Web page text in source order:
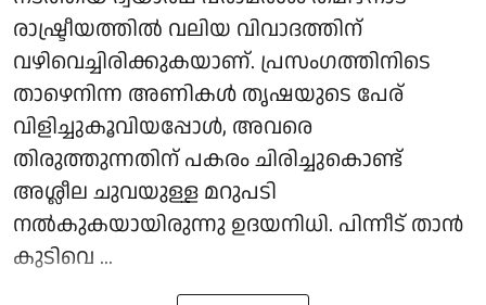
രാഷ്ട്രീയത്തിൽ വലിയ വിവാദത്തിന്
വഴിവെച്ചിരിക്കുകയാണ്. പ്രസംഗത്തിനിടെ
താഴെനിന്ന അണികൾ തൃഷയുടെ പേര്
വിളിച്ചുകൂവിയപ്പോൾ, അവരെ
തിരുത്തുന്നതിന് പകരം ചിരിച്ചുകൊണ്ട്
അശ്ലീല ചുവയുള്ള മറുപടി
നൽകുകയായിരുന്നു ഉദയനിധി. പിന്നീട് താൻ
കുടിവെ ...